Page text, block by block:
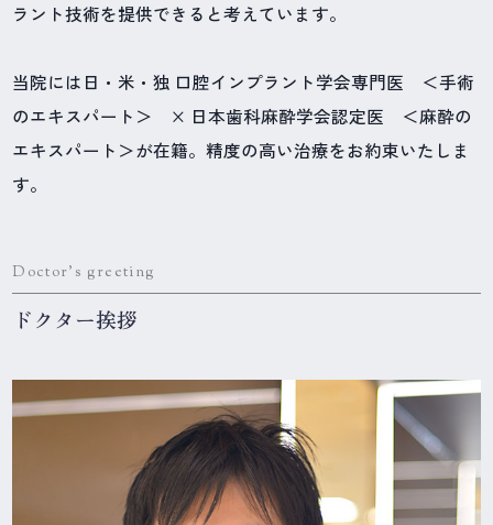
ラント技術を提供できると考えています。
当院には日・米・独 口腔インプラント学会専門医 ＜手術
のエキスパート＞ × 日本歯科麻酔学会認定医 ＜麻酔の
エキスパート＞が在籍。精度の高い治療をお約束いたしま
す。
Doctor's greeting
ドクター挨拶